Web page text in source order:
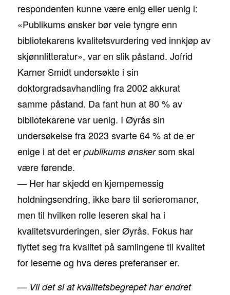
respondenten kunne være enig eller uenig i:
«Publikums ønsker bør veie tyngre enn
bibliotekarens kvalitetsvurdering ved innkjøp av
skjønnlitteratur», var en slik påstand. Jofrid
Karner Smidt undersøkte i sin
doktorgradsavhandling fra 2002 akkurat
samme påstand. Da fant hun at 80 % av
bibliotekarene var uenig. I Øyrås sin
undersøkelse fra 2023 svarte 64 % at de er
enige i at det er publikums ønskersom skal
være førende.
— Her har skjedd en kjempemessig
holdningsendring, ikke bare til serieromaner,
men til hvilken rolle leseren skal ha i
kvalitetsvurderingen, sier Øyrås. Fokus har
flyttet seg fra kvalitet på samlingene til kvalitet
for leserne og hva deres preferanser er.
— Vil det si at kvalitetsbegrepet har endret